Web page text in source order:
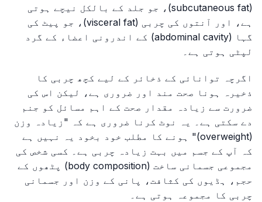
(subcutaneous fat)، جو جلد کے بالکل نیچے ہوتی
ہے، اور آنتوں کی چربی (visceral fat)، جو پیٹ کی
گہا (abdominal cavity) کے اندرونی اعضاء کے گرد
لپٹی ہوتی ہے۔
اگرچہ توانائی کے ذخائر کے لیے کچھ چربی کا
ذخیرہ ہونا صحت مند اور ضروری ہے، لیکن اس کی
ضرورت سے زیادہ مقدار صحت کے اہم مسائل کو جنم
دے سکتی ہے۔ یہ نوٹ کرنا ضروری ہے کہ "زیادہ وزن
(overweight)" ہونے کا مطلب خود بخود یہ نہیں ہے
کہ آپ کے جسم میں بہت زیادہ چربی ہے۔ کسی شخص کی
مجموعی جسمانی ساخت (body composition) پٹھوں کے
حجم، ہڈیوں کی کثافت، پانی کے وزن اور جسمانی
چربی کا مجموعہ ہوتی ہے۔